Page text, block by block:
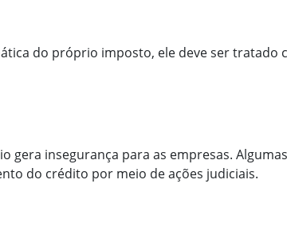
do próprio imposto, ele deve ser tratado
gera insegurança para as empresas. Algumas
do crédito por meio de ações judiciais.